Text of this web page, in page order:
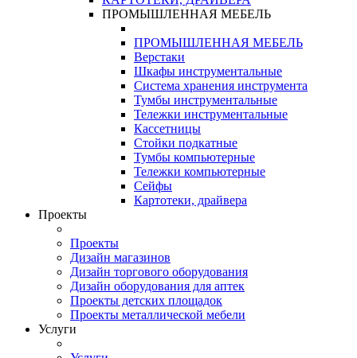
ПРОМЫШЛЕННАЯ МЕБЕЛЬ
ПРОМЫШЛЕННАЯ МЕБЕЛЬ
Верстаки
Шкафы инструментальные
Система хранения инструмента
Тумбы инструментальные
Тележки инструментальные
Кассетницы
Стойки подкатные
Тумбы компьютерные
Тележки компьютерные
Сейфы
Картотеки, драйвера
Проекты
Проекты
Дизайн магазинов
Дизайн торгового оборудования
Дизайн оборудования для аптек
Проекты детских площадок
Проекты металлической мебели
Услуги